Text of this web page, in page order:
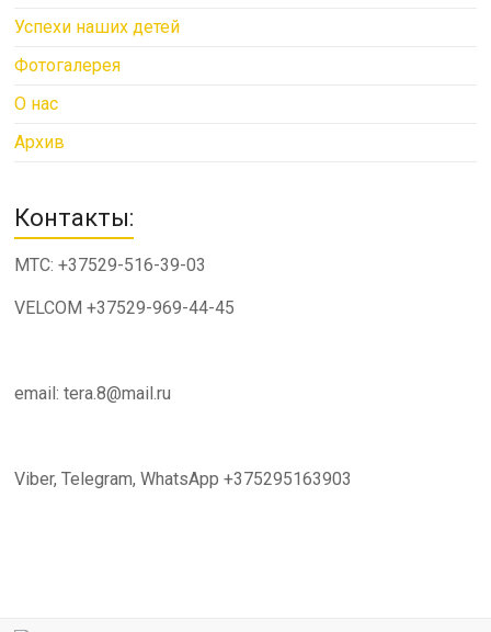
Успехи наших детей
Фотогалерея
О нас
Архив
Контакты:
МТС: +37529-516-39-03
VELCOM +37529-969-44-45
email: tera.8@mail.ru
Viber, Telegram, WhatsApp +375295163903